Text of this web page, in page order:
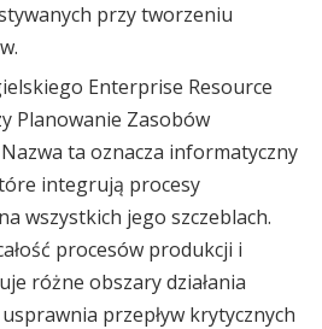
przy tworzeniu
Enterprise Resource
Planowanie Zasobów
ta oznacza informatyczny
integrują procesy
wszystkich jego szczeblach.
procesów produkcji i
różne obszary działania
przepływ krytycznych